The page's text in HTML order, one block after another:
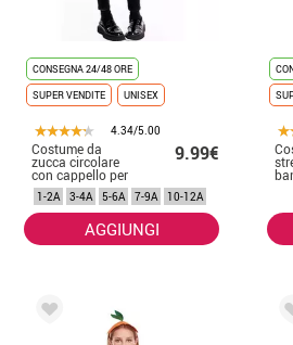
CONSEGNA 24/48 ORE
SUPER VENDITE
UNISEX
4.34/5.00
Costume da
zucca circolare
con cappello per
bambino
9.99€
1-2A 3-4A 5-6A 7-9A 10-12A
AGGIUNGI